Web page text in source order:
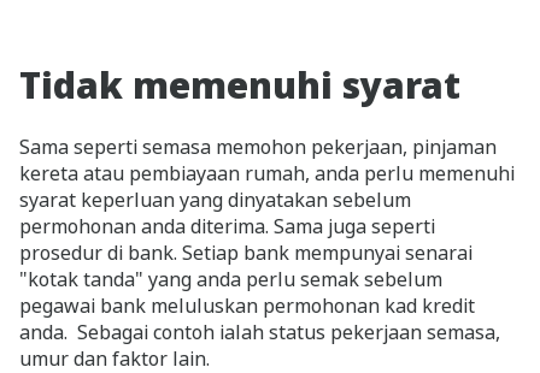
Tidak memenuhi syarat
Sama seperti semasa memohon pekerjaan, pinjaman
kereta atau pembiayaan rumah, anda perlu memenuhi
syarat keperluan yang dinyatakan sebelum
permohonan anda diterima. Sama juga seperti
prosedur di bank. Setiap bank mempunyai senarai
"kotak tanda" yang anda perlu semak sebelum
pegawai bank meluluskan permohonan kad kredit
anda. Sebagai contoh ialah status pekerjaan semasa,
umur dan faktor lain.